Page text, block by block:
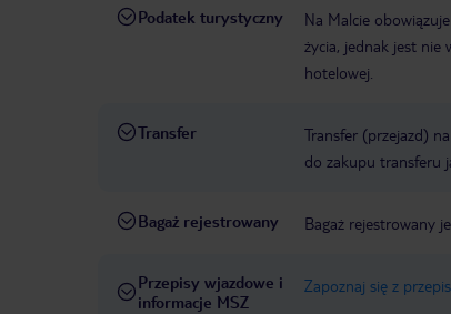
Podatek turystyczny
Na Malcie
życia, jednak jest nie
hotelowej.
Transfer
Transfer (przejazd)
do zakupu transferu
Bagaż rejestrowany Bagaż rejestrowany
Przepisy wjazdowe i
informacje MSZ
Zapoznaj się z